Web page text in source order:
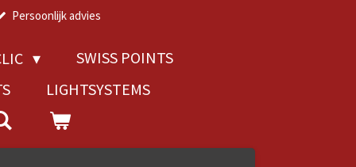
Persoonlijk advies
SWISS POINTS
LIGHTSYSTEMS